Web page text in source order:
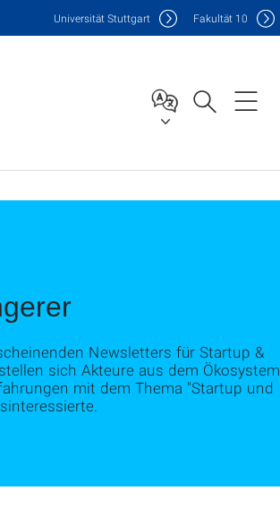
Universität Stuttgart Fakultät 10
Newsletters für Startup &
sich Akteure aus dem Ökosystem
mit dem Thema "Startup und